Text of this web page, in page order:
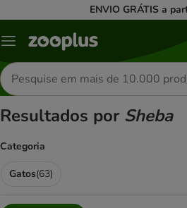
ENVIO GRÁTIS a
Menu
Pesquisar
produtos
Resultados por Sheba
Categoria
Gatos(63)